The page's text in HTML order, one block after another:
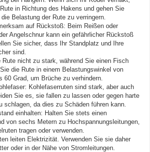
in Richtung des Hakens und gehen Sie
Belastung der Rute zu verringern.
auf Rückstoß: Beim Reißen oder
Angelschnur kann ein gefährlicher Rückstoß
Sie sicher, dass Ihr Standplatz und Ihre
sind.
Rute nicht zu stark, während Sie einen Fisch
die Rute in einem Belastungswinkel von
60 Grad, um Brüche zu verhindern.
Kohlefaserruten sind stark, aber auch
Sie es, sie fallen zu lassen oder gegen harte
schlagen, da dies zu Schäden führen kann.
einhalten: Halten Sie stets einen
von sechs Metern zu Hochspannungsleitungen,
tragen oder verwenden.
leiten Elektrizität. Verwenden Sie sie daher
oder in der Nähe von Stromleitungen.